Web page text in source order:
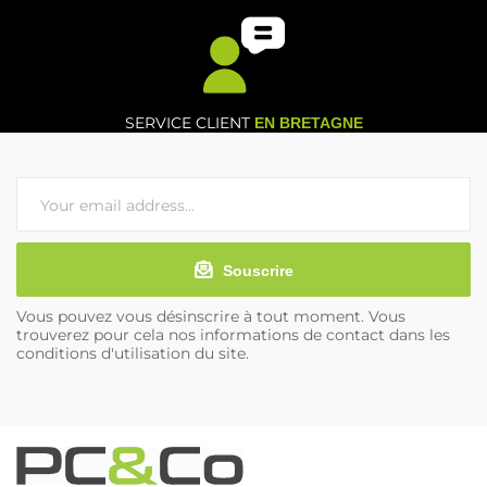
SERVICE CLIENT EN BRETAGNE
Souscrire
Vous pouvez vous désinscrire à tout moment. Vous
trouverez pour cela nos informations de contact dans les
conditions d'utilisation du site.